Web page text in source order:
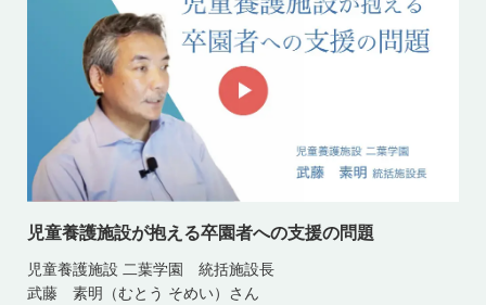
児童養護施設が抱える卒園者への支援の問題
児童養護施設 二葉学園 統括施設長
武藤 素明（むとう そめい）さん